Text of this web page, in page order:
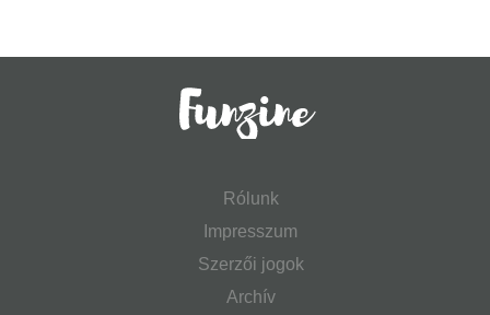
Rólunk
Impresszum
Szerzői jogok
Archív